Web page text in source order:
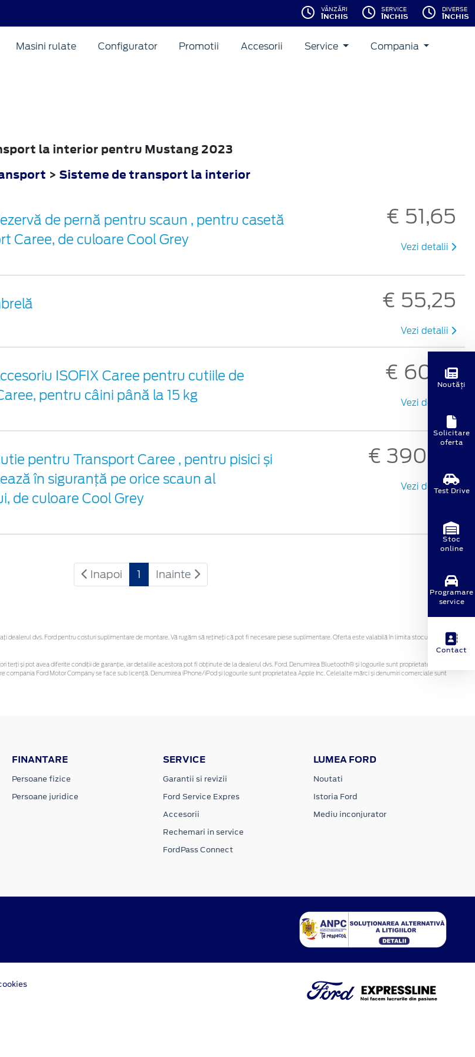
VÂNZĂRI
ÎNCHIS
SERVICE
ÎNCHIS
DIVERSE
ÎNCHIS
Masini rulate Configurator Promotii Accesorii Service Compania
la interior pentru Mustang 2023
> Sisteme de transport la interior
de pernă pentru scaun , pentru casetă
Caree, de culoare Cool Grey
€ 51,65
Vezi detalii
€ 55,25
Vezi detalii
ISOFIX Caree pentru cutiile de
pentru câini până la 15 kg
€ 60,91
Vezi detalii
pentru Transport Caree , pentru pisici și
în siguranță pe orice scaun al
de culoare Cool Grey
€ 390,33
Vezi detalii
Inapoi 1 Inainte
dealerul dvs. Ford pentru costuri suplimentare de montare. Vă rugăm să rețineți că pot fi necesare piese suplimentare. Oferta este valabilă în limita stocului
terți și pot avea diferite condiții de garanție, iar detaliile acestora pot fi obținute de la dealerul dvs. Ford. Denumirea Bluetooth® și logourile sunt proprietatea
compania Ford Motor Company se face sub licență. Denumirea iPhone/iPod și logourile sunt proprietatea Apple Inc. Celelalte mărci și denumiri comerciale sunt
FINANTARE
Persoane fizice
Persoane juridice
SERVICE
Garantii si revizii
Ford Service Expres
Accesorii
Rechemari in service
FordPass Connect
LUMEA FORD
Noutati
Istoria Ford
Mediu inconjurator
Noutăți
Solicitare
oferta
Test Drive
Stoc
online
Programare
service
Contact